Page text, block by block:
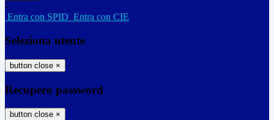
-
Entra con SPID Entra con CIE
Seleziona utente
button close ×
Recupero password
button close ×